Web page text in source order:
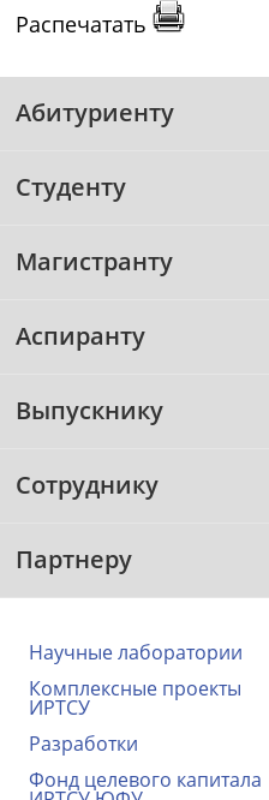
Распечатать
Абитуриенту
Студенту
Магистранту
Аспиранту
Выпускнику
Сотруднику
Партнеру
Научные лаборатории
Комплексные проекты
ИРТСУ
Разработки
Фонд целевого капитала